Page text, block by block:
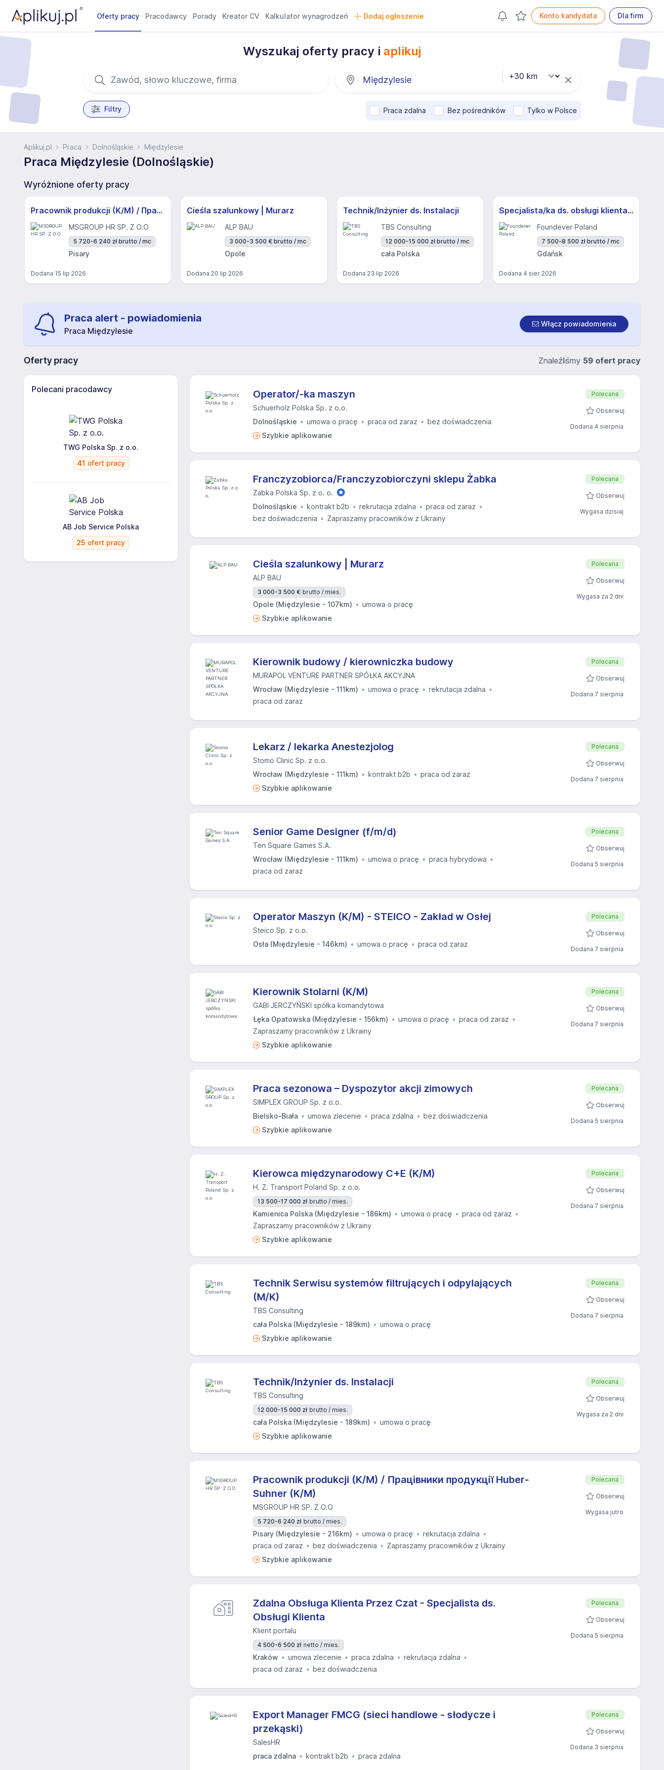
Oferty pracy Pracodawcy Porady Kreator CV Kalkulator wynagrodzeń Dodaj ogłoszenie Konto kandydata Dla firm
Wyszukaj oferty pracy i aplikuj
Filtry Praca zdalna Bez pośredników Tylko w Polsce
Aplikuj.pl Praca Dolnośląskie Międzylesie
Praca Międzylesie (Dolnośląskie)
Wyróżnione oferty pracy
Pracownik produkcji (K/M) / Працівники продукції Huber-Suhner (K/M)
MSGROUP HR SP. Z O.O
5 720-6 240 zł brutto / mc
Pisary
Dodana 15 lip 2026
Cieśla szalunkowy | Murarz
ALP BAU
3 000-3 500 € brutto / mc
Opole
Dodana 20 lip 2026
Technik/Inżynier ds. Instalacji
TBS Consulting
12 000-15 000 zł brutto / mc
cała Polska
Dodana 23 lip 2026
Specjalista/ka ds. obsługi klienta z j.niemieckim
Foundever Poland
7 500-8 500 zł brutto / mc
Gdańsk
Dodana 4 sier 2026
Praca alert - powiadomienia
Praca Międzylesie
Włącz powiadomienia
Oferty pracy Znaleźliśmy 59 ofert pracy
Polecani pracodawcy
TWG Polska Sp. z o.o.
41 ofert pracy
AB Job Service Polska
25 ofert pracy
Operator/-ka maszyn
Schuerholz Polska Sp. z o.o.
Dolnośląskie
umowa o pracę praca od zaraz
bez doświadczenia
Szybkie aplikowanie
Polecana
Obserwuj
Dodana 4 sierpnia
Franczyzobiorca/Franczyzobiorczyni sklepu Żabka
Żabka Polska Sp. z o. o.
Dolnośląskie
kontrakt b2b rekrutacja zdalna
praca od zaraz
bez doświadczenia
Zapraszamy pracowników z Ukrainy
Polecana
Obserwuj
Wygasa dzisiaj
Cieśla szalunkowy | Murarz
ALP BAU
3 000-3 500 € brutto / mies.
Opole (Międzylesie - 107km)
umowa o pracę
Szybkie aplikowanie
Polecana
Obserwuj
Wygasa za 2 dni
Kierownik budowy / kierowniczka budowy
MURAPOL VENTURE PARTNER SPÓŁKA AKCYJNA
Wrocław (Międzylesie - 111km)
umowa o pracę
rekrutacja zdalna
praca od zaraz
Polecana
Obserwuj
Dodana 7 sierpnia
Lekarz / lekarka Anestezjolog
Stomo Clinic Sp. z o.o.
Wrocław (Międzylesie - 111km)
kontrakt b2b
praca od zaraz
Szybkie aplikowanie
Polecana
Obserwuj
Dodana 7 sierpnia
Senior Game Designer (f/m/d)
Ten Square Games S.A.
Wrocław (Międzylesie - 111km)
umowa o pracę
praca hybrydowa
praca od zaraz
Polecana
Obserwuj
Dodana 5 sierpnia
Operator Maszyn (K/M) - STEICO - Zakład w Osłej
Steico Sp. z o.o.
Osła (Międzylesie - 146km)
umowa o pracę praca od zaraz
Polecana
Obserwuj
Dodana 7 sierpnia
Kierownik Stolarni (K/M)
GABI JERCZYŃSKI spółka komandytowa
Łęka Opatowska (Międzylesie - 156km)
umowa o pracę
praca od zaraz
Zapraszamy pracowników z Ukrainy
Szybkie aplikowanie
Polecana
Obserwuj
Dodana 7 sierpnia
Praca sezonowa – Dyspozytor akcji zimowych
SIMPLEX GROUP Sp. z o.o.
Bielsko-Biała
umowa zlecenie praca zdalna
bez doświadczenia
Szybkie aplikowanie
Polecana
Obserwuj
Dodana 5 sierpnia
Kierowca międzynarodowy C+E (K/M)
H. Z. Transport Poland Sp. z o.o.
13 500-17 000 zł brutto / mies.
Kamienica Polska (Międzylesie - 186km) umowa o pracę
praca od zaraz
Zapraszamy pracowników z Ukrainy
Szybkie aplikowanie
Polecana
Obserwuj
Dodana 7 sierpnia
Technik Serwisu systemów filtrujących i odpylających
(M/K)
TBS Consulting
cała Polska (Międzylesie - 189km)
umowa o pracę
Szybkie aplikowanie
Polecana
Obserwuj
Dodana 7 sierpnia
Technik/Inżynier ds. Instalacji
TBS Consulting
12 000-15 000 zł brutto / mies.
cała Polska (Międzylesie - 189km)
umowa o pracę
Szybkie aplikowanie
Polecana
Obserwuj
Wygasa za 2 dni
Pracownik produkcji (K/M) / Працівники продукції Huber-
Suhner (K/M)
MSGROUP HR SP. Z O.O
5 720-6 240 zł brutto / mies.
Pisary (Międzylesie - 216km) umowa o pracę
rekrutacja zdalna
praca od zaraz
bez doświadczenia
Zapraszamy pracowników z Ukrainy
Szybkie aplikowanie
Polecana
Obserwuj
Wygasa jutro
Zdalna Obsługa Klienta Przez Czat - Specjalista ds.
Obsługi Klienta
Klient portalu
4 500-6 500 zł netto / mies.
Kraków umowa zlecenie praca zdalna
rekrutacja zdalna
praca od zaraz
bez doświadczenia
Polecana
Obserwuj
Dodana 5 sierpnia
Export Manager FMCG (sieci handlowe - słodycze i
przekąski)
SalesHR
praca zdalna
kontrakt b2b praca zdalna
Polecana
Obserwuj
Dodana 3 sierpnia